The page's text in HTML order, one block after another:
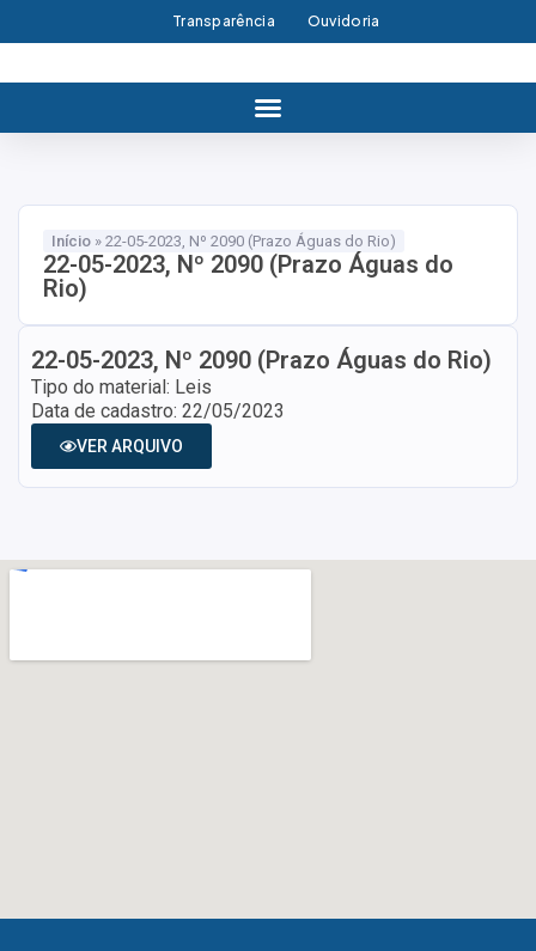
Transparência Ouvidoria
Início » 22-05-2023, Nº 2090 (Prazo Águas do Rio)
22-05-2023, Nº 2090 (Prazo Águas do
Rio)
22-05-2023, Nº 2090 (Prazo Águas do Rio)
Tipo do material: Leis
Data de cadastro: 22/05/2023
VER ARQUIVO